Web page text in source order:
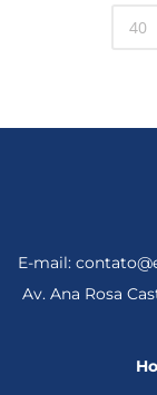
40
E-mail:
Av. Ana Rosa